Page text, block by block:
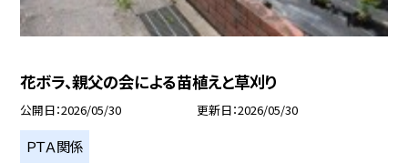
花ボラ、親父の会による苗植えと草刈り
公開日 2026/05/30 更新日 2026/05/30
ＰＴＡ関係